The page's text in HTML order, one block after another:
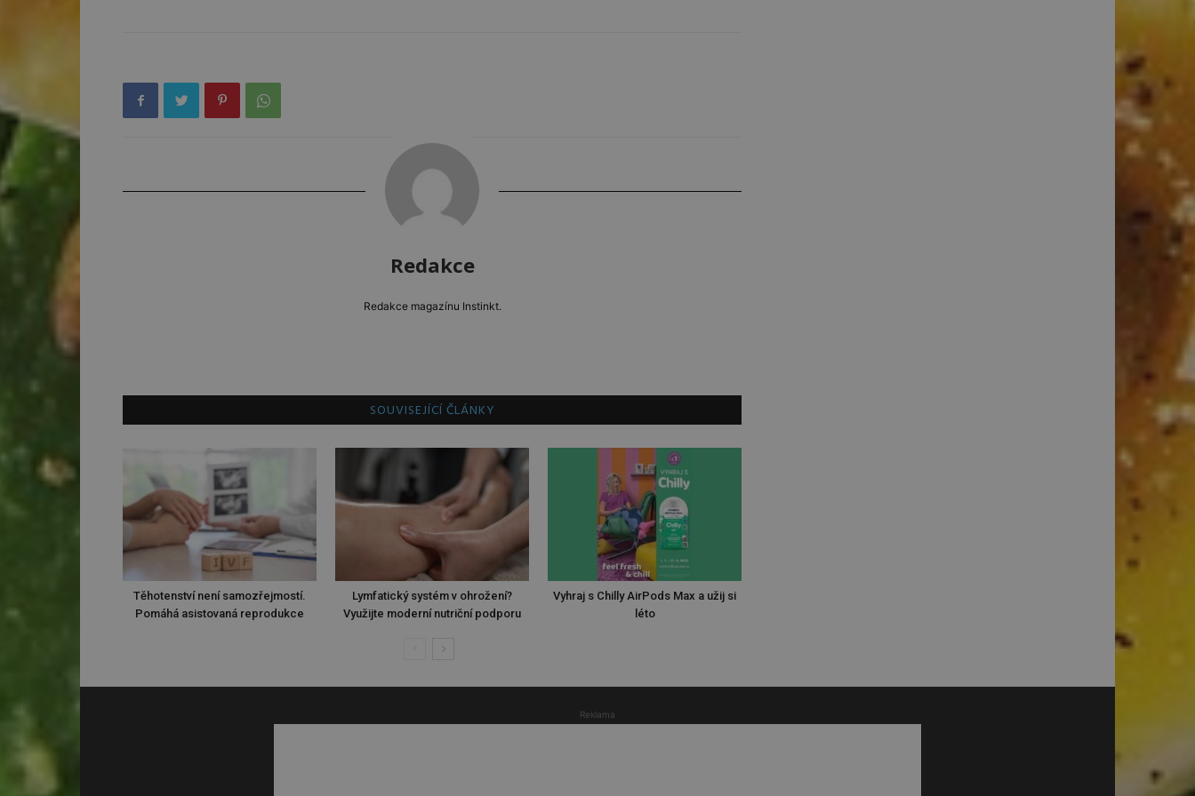
Redakce
Redakce magazínu Instinkt.
SOUVISEJÍCÍ ČLÁNKY
Těhotenství není samozřejmostí.
Pomáhá asistovaná reprodukce
Lymfatický systém v ohrožení?
Využijte moderní nutriční podporu
Vyhraj s Chilly AirPods Max a užij si
léto
Reklama